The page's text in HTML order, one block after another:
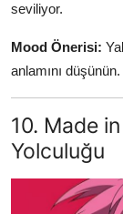
seviliyor.
Mood Önerisi:
anlamını
10. Made
Yolculuğu